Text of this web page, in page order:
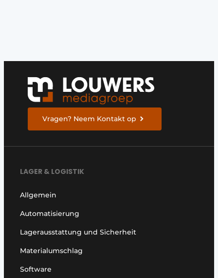
Vragen? Neem Kontakt op
LAGER & LOGISTIK
Allgemein
Automatisierung
Lagerausstattung und Sicherheit
Materialumschlag
Software